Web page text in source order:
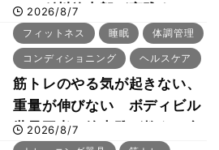
ー・刈川啓志郎が実践する
「回復習慣」
2026/8/7
フィットネス 睡眠 体調管理
コンディショニング ヘルスケア
筋トレのやる気が起きない、
重量が伸びない ボディビル
世界王者・鈴木雅が教える食
2026/8/7